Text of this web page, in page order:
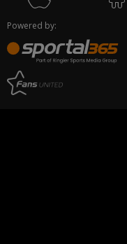
Powered by: